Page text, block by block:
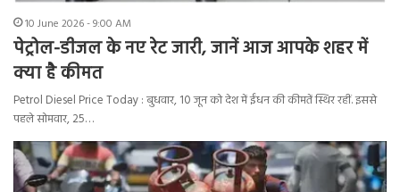
10 June 2026 - 9:00 AM
पेट्रोल-डीजल के नए रेट जारी, जानें आज आपके शहर में
क्या है कीमत
Petrol Diesel Price Today : बुधवार, 10 जून को देश में ईंधन की कीमतें स्थिर रहीं. इससे
पहले सोमवार, 25…